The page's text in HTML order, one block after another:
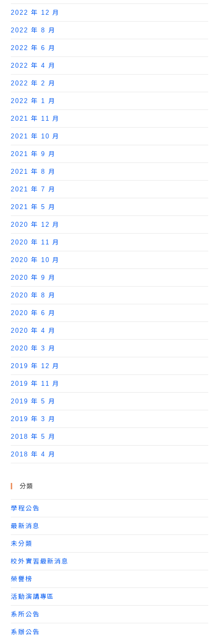
2022 年 12 月
2022 年 8 月
2022 年 6 月
2022 年 4 月
2022 年 2 月
2022 年 1 月
2021 年 11 月
2021 年 10 月
2021 年 9 月
2021 年 8 月
2021 年 7 月
2021 年 5 月
2020 年 12 月
2020 年 11 月
2020 年 10 月
2020 年 9 月
2020 年 8 月
2020 年 6 月
2020 年 4 月
2020 年 3 月
2019 年 12 月
2019 年 11 月
2019 年 5 月
2019 年 3 月
2018 年 5 月
2018 年 4 月
分類
學程公告
最新消息
未分類
校外實習最新消息
榮譽榜
活動演講專區
系所公告
系辦公告